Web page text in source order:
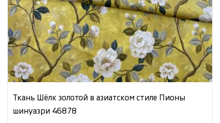
Ткань Шёлк золотой в азиатском стиле Пионы
шинуазри 46878